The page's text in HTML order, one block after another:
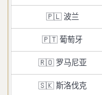
🇵🇱 波兰
🇵🇹 葡萄牙
🇷🇴 罗马尼亚
🇸🇰 斯洛伐克